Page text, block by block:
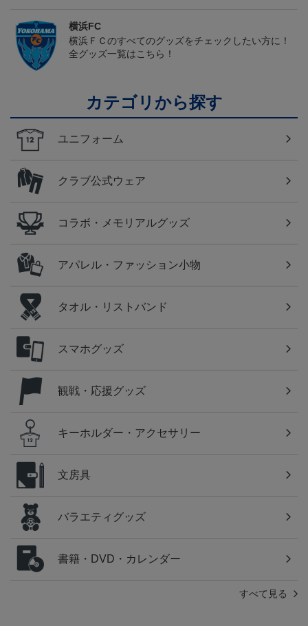
横浜FC
横浜ＦＣのすべてのグッズをチェックしたい方に！
全グッズ一覧はこちら！
カテゴリから探す
ユニフォーム
クラブ公式ウェア
コラボ・メモリアルグッズ
アパレル・ファッション小物
タオル・リストバンド
スマホグッズ
観戦・応援グッズ
キーホルダー・アクセサリー
文房具
バラエティグッズ
書籍・DVD・カレンダー
すべて見る